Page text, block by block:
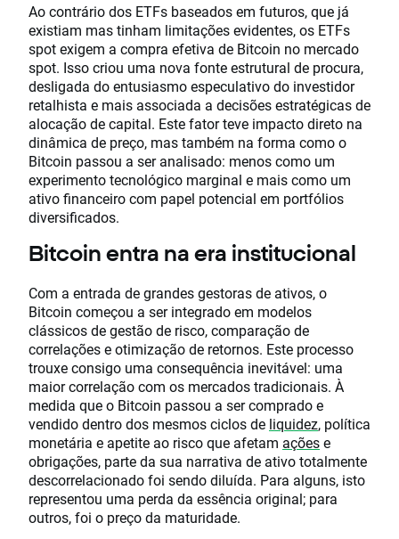
Ao contrário dos ETFs baseados em futuros, que já
existiam mas tinham limitações evidentes, os ETFs
spot exigem a compra efetiva de Bitcoin no mercado
spot. Isso criou uma nova fonte estrutural de procura,
desligada do entusiasmo especulativo do investidor
retalhista e mais associada a decisões estratégicas de
alocação de capital. Este fator teve impacto direto na
dinâmica de preço, mas também na forma como o
Bitcoin passou a ser analisado: menos como um
experimento tecnológico marginal e mais como um
ativo financeiro com papel potencial em portfólios
diversificados.
Bitcoin entra na era institucional
Com a entrada de grandes gestoras de ativos, o
Bitcoin começou a ser integrado em modelos
clássicos de gestão de risco, comparação de
correlações e otimização de retornos. Este processo
trouxe consigo uma consequência inevitável: uma
maior correlação com os mercados tradicionais. À
medida que o Bitcoin passou a ser comprado e
vendido dentro dos mesmos ciclos de liquidez, política
monetária e apetite ao risco que afetam açõese
obrigações, parte da sua narrativa de ativo totalmente
descorrelacionado foi sendo diluída. Para alguns, isto
representou uma perda da essência original; para
outros, foi o preço da maturidade.